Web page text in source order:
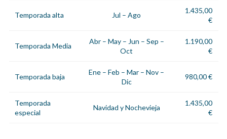
Temporada alta Jul – Ago
1.435,00
€
Temporada Media
Abr – May – Jun – Sep –
Oct
1.190,00
€
Temporada baja
Ene – Feb – Mar – Nov –
Dic
980,00 €
Temporada
especial
Navidad y Nochevieja
1.435,00
€